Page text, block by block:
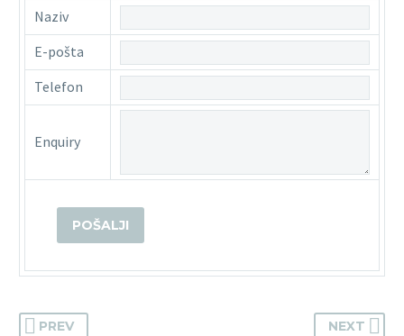
Naziv
E-pošta
Telefon
Enquiry
PREV NEXT